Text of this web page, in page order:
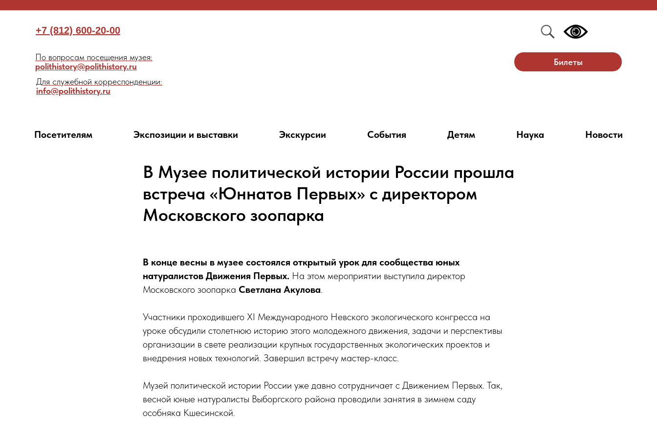
Билеты
+7 (812) 600-20-00
По вопросам посещения музея:
polithistory@polithistory.ru
Для служебной корреспонденции:
info@polithistory.ru
Посетителям Экспозиции и выставки Экскурсии События Детям Наука Новости
В Музее политической истории России прошла
встреча «Юннатов Первых» с директором
Московского зоопарка
В конце весны в музее состоялся открытый урок для сообщества юных
натуралистов Движения Первых. На этом мероприятии выступила директор
Московского зоопарка Светлана Акулова.
Участники проходившего XI Международного Невского экологического конгресса на
уроке обсудили столетнюю историю этого молодежного движения, задачи и перспективы
организации в свете реализации крупных государственных экологических проектов и
внедрения новых технологий. Завершил встречу мастер-класс.
Музей политической истории России уже давно сотрудничает с Движением Первых. Так,
весной юные натуралисты Выборгского района проводили занятия в зимнем саду
особняка Кшесинской.